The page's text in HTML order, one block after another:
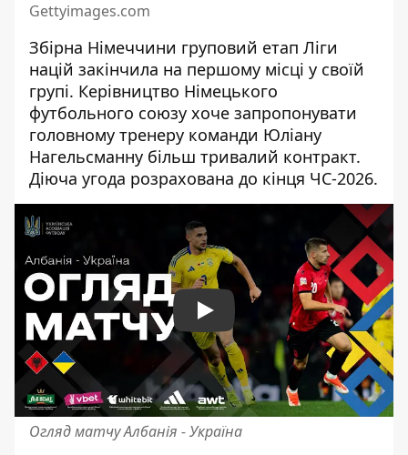
Gettyimages.com
Збірна Німеччини груповий етап Ліги
націй закінчила на першому місці у своїй
групі. Керівництво Німецького
футбольного союзу хоче запропонувати
головному тренеру команди Юліану
Нагельсманну більш тривалий контракт.
Діюча угода розрахована до кінця ЧС-2026.
Play
Огляд матчу Албанія - Україна